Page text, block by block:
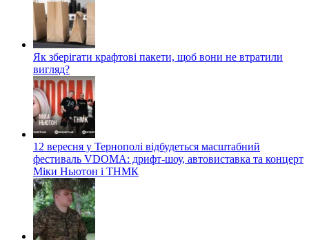
Як зберігати крафтові пакети, щоб вони не втратили
вигляд?
12 вересня у Тернополі відбудеться масштабний
фестиваль VDOMA: дрифт-шоу, автовиставка та концерт
Міки Ньютон і ТНМК